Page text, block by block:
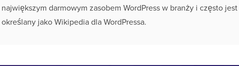
największym darmowym zasobem WordPress w branży i często jest
określany jako Wikipedia dla WordPressa.